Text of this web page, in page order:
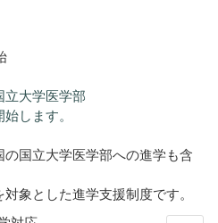
立大学医学部
します。
国立大学医学部への進学も含
象とした進学支援制度です。